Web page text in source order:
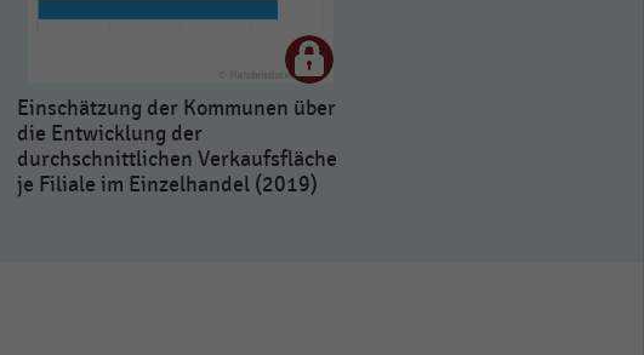
Einschätzung der Kommunen über
die Entwicklung der
durchschnittlichen Verkaufsfläche
je Filiale im Einzelhandel (2019)